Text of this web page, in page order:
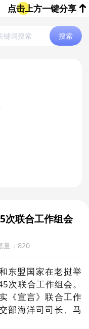
点击上方一键分享
搜索
次联合工作组会
量：820
东盟国家在老挝举
次联合工作组会。
《宣言》联合工作
部海洋司司长、马